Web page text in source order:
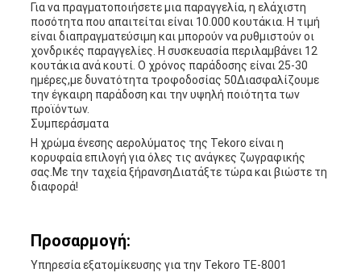
Για να πραγματοποιήσετε μια παραγγελία, η ελάχιστη
ποσότητα που απαιτείται είναι 10.000 κουτάκια. Η τιμή
είναι διαπραγματεύσιμη και μπορούν να ρυθμιστούν οι
χονδρικές παραγγελίες. Η συσκευασία περιλαμβάνει 12
κουτάκια ανά κουτί. Ο χρόνος παράδοσης είναι 25-30
ημέρες,με δυνατότητα τροφοδοσίας 50Διασφαλίζουμε
την έγκαιρη παράδοση και την υψηλή ποιότητα των
προϊόντων.
Συμπεράσματα
Η χρώμα ένεσης αερολύματος της Tekoro είναι η
κορυφαία επιλογή για όλες τις ανάγκες ζωγραφικής
σας.Με την ταχεία ξήρανσηΔιατάξτε τώρα και βιώστε τη
διαφορά!
Προσαρμογή:
Υπηρεσία εξατομίκευσης για την Tekoro TE-8001